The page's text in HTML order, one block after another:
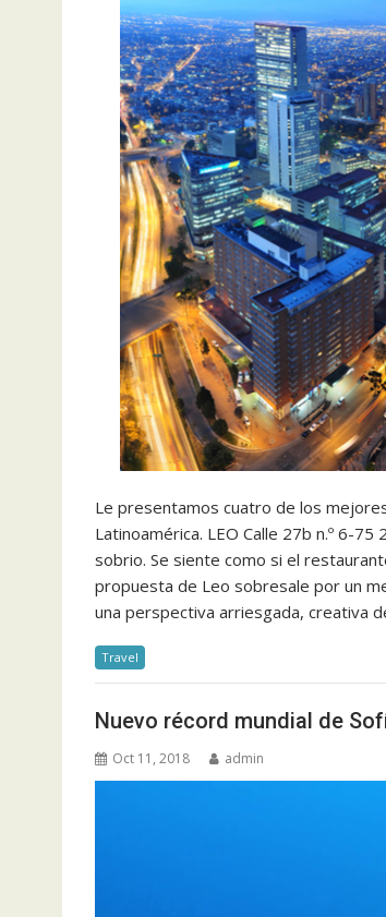
Le presentamos cuatro de los
Latinoamérica. LEO Calle 27b n.º 6-
sobrio. Se siente como si el
propuesta de Leo sobresale por un
una perspectiva arriesgada, creativa
Travel
Nuevo récord mundial de
Oct 11, 2018 admin